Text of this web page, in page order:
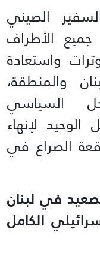
الصيني
الأطراف
واستعادة
والمنطقة،
السياسي
لإنهاء
الصراع في
في لبنان
الكامل